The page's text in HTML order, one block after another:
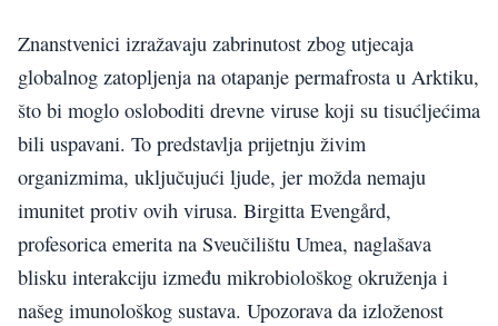
Znanstvenici izražavaju zabrinutost zbog utjecaja
globalnog zatopljenja na otapanje permafrosta u Arktiku,
što bi moglo osloboditi drevne viruse koji su tisućljećima
bili uspavani. To predstavlja prijetnju živim
organizmima, uključujući ljude, jer možda nemaju
imunitet protiv ovih virusa. Birgitta Evengård,
profesorica emerita na Sveučilištu Umea, naglašava
blisku interakciju između mikrobiološkog okruženja i
našeg imunološkog sustava. Upozorava da izloženost